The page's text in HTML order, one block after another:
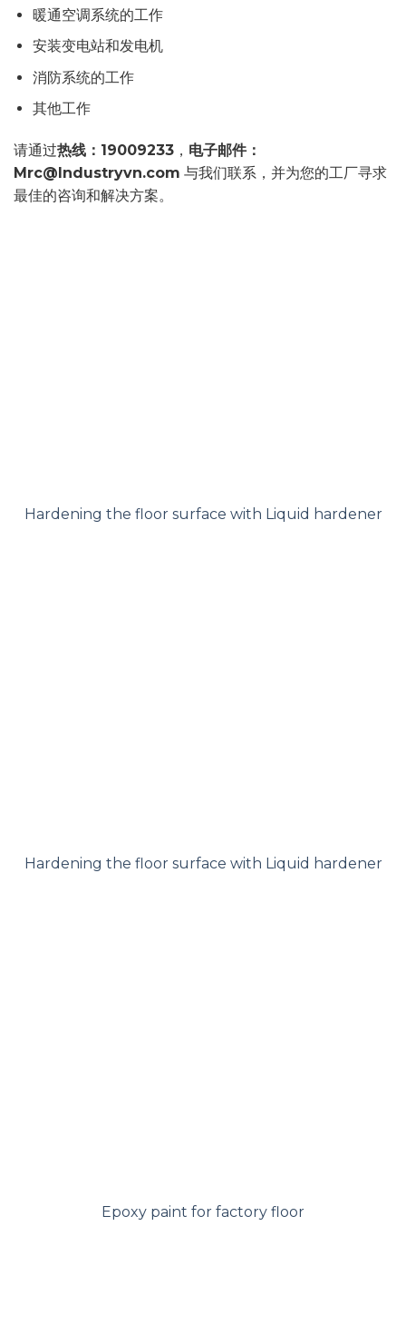
暖通空调系统的工作
安装变电站和发电机
消防系统的工作
其他工作
请通过热线： 19009233 ， 电子邮件：
Mrc@Industryvn.com 与我们联系，并为您的工厂寻求
最佳的咨询和解决方案。
Hardening the floor surface with Liquid hardener
Hardening the floor surface with Liquid hardener
Epoxy paint for factory floor